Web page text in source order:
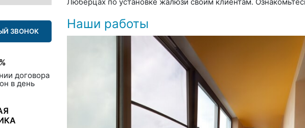
ЗВОНОК
договора
в день
Наши работы